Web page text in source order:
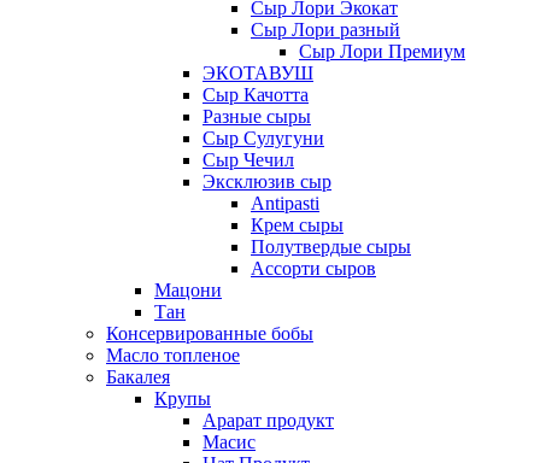
Сыр Лори Экокат
Сыр Лори разный
Сыр Лори Премиум
ЭКОТАВУШ
Сыр Качотта
Разные сыры
Сыр Сулугуни
Сыр Чечил
Эксклюзив сыр
Antipasti
Крем сыры
Полутвердые сыры
Ассорти сыров
Мацони
Тан
Консервированные бобы
Масло топленое
Бакалея
Крупы
Арарат продукт
Масис